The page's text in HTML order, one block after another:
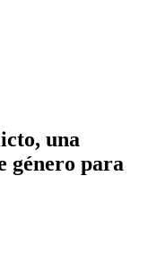
una
género para